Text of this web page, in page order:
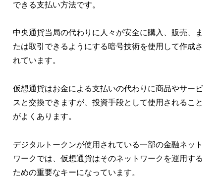
できる支払い方法です。
中央通貨当局の代わりに人々が安全に購入、販売、ま
たは取引できるようにする暗号技術を使用して作成さ
れています。
仮想通貨はお金による支払いの代わりに商品やサービ
スと交換できますが、投資手段として使用されること
がよくあります。
デジタルトークンが使用されている一部の金融ネット
ワークでは、仮想通貨はそのネットワークを運用する
ための重要なキーになっています。